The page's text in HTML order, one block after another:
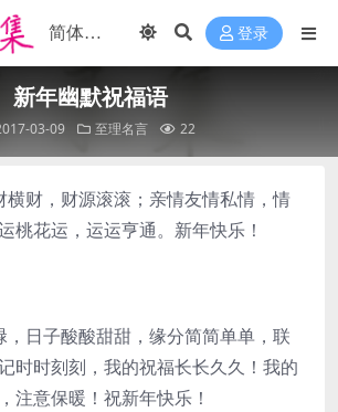
登录
新年幽默祝福语
03-09 至理名言 22
横财，财源滚滚；亲情友情私情，情
桃花运，运运亨通。新年快乐！
，日子酸酸甜甜，缘分简简单单，联
时时刻刻，我的祝福长长久久！我的
注意保暖！祝新年快乐！